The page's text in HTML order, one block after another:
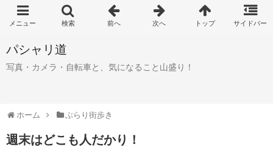
パシャリ道
写真・カメラ・自転車と、気になること山盛り！
ホーム ぶらり街歩き
週末はどこも人だかり！